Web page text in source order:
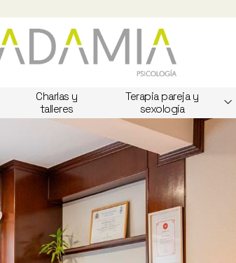
Charlas y
talleres
Terapia pareja y
sexología